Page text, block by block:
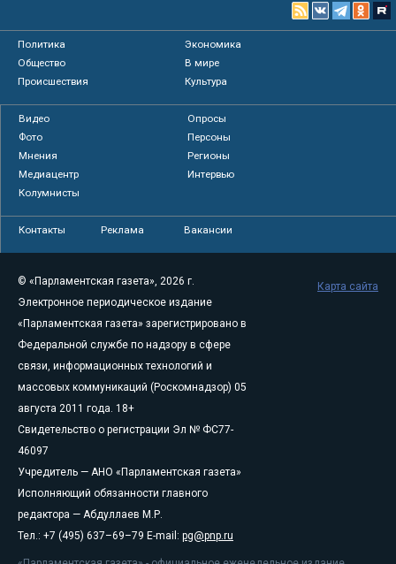
Политика
Экономика
Общество
В мире
Происшествия
Культура
Видео
Опросы
Фото
Персоны
Мнения
Регионы
Медиацентр
Интервью
Колумнисты
Контакты Реклама Вакансии
© «Парламентская газета», 2026 г.
Электронное периодическое издание
«Парламентская газета» зарегистрировано в
Федеральной службе по надзору в сфере
связи, информационных технологий и
массовых коммуникаций (Роскомнадзор) 05
августа 2011 года. 18+
Свидетельство о регистрации Эл № ФС77-
46097
Учредитель — АНО «Парламентская газета»
Исполняющий обязанности главного
редактора — Абдуллаев М.Р.
Тел.: +7 (495) 637–69–79 E-mail: pg@pnp.ru
Карта сайта